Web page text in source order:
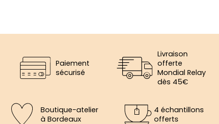
Paiement
sécurisé
Livraison
offerte
Mondial Relay
dès 45€
Boutique-atelier
à Bordeaux
4 échantillons
offerts